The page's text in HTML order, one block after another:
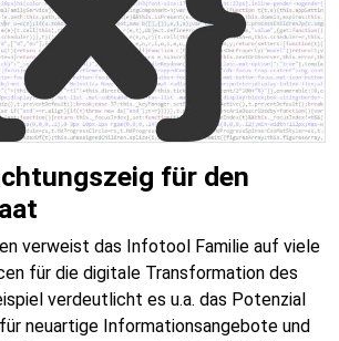
für den
verweist das Infotool Familie auf viele
für die digitale Transformation des
verdeutlicht es u.a. das Potenzial
neuartige Informationsangebote und